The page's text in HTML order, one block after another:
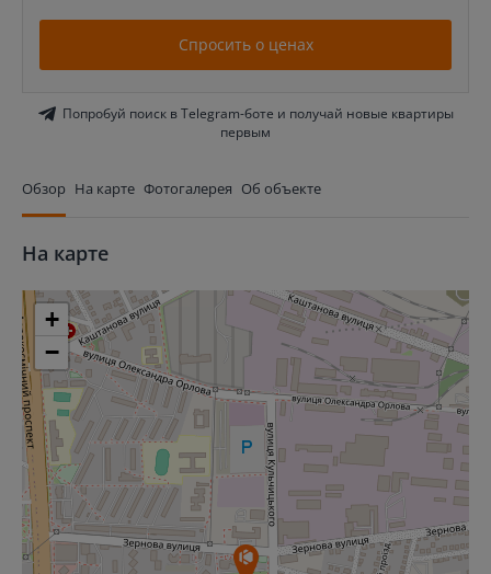
Спросить о ценах
Попробуй поиск в Telegram-боте и получай новые квартиры
первым
Обзор На карте Фотогалерея Об объекте
На карте
+
−